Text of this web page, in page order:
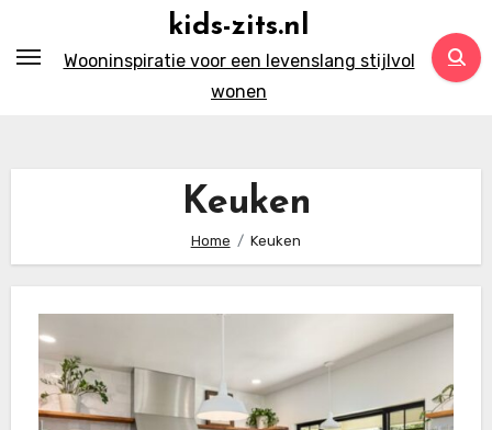
naar
kids-zits.nl
Wooninspiratie voor een levenslang stijlvol
wonen
Keuken
Home Keuken